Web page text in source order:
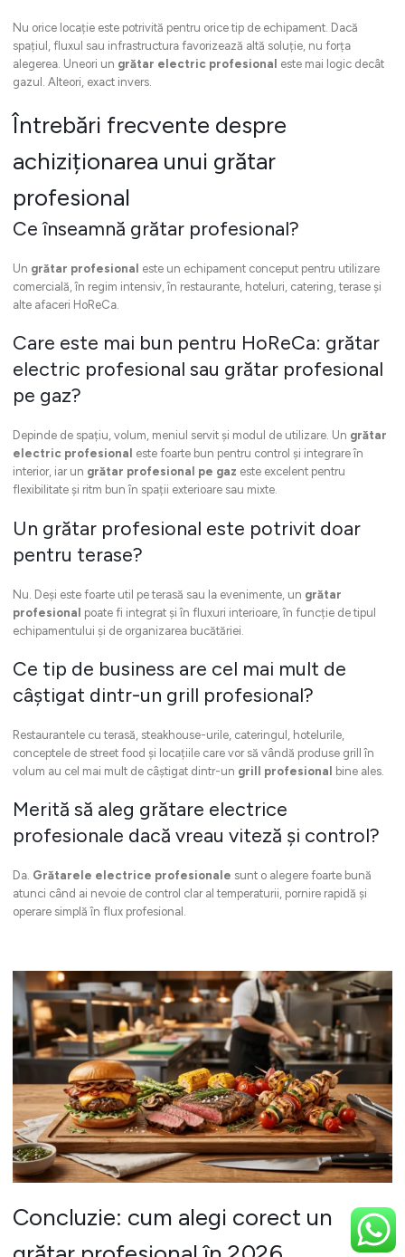
Nu orice locație este potrivită pentru orice tip de echipament. Dacă
spațiul, fluxul sau infrastructura favorizează altă soluție, nu forța
alegerea. Uneori un grătar electric profesional este mai logic decât
gazul. Alteori, exact invers.
Întrebări frecvente despre
achiziționarea unui grătar
profesional
Ce înseamnă grătar profesional?
Un grătar profesional este un echipament conceput pentru utilizare
comercială, în regim intensiv, în restaurante, hoteluri, catering, terase și
alte afaceri HoReCa.
Care este mai bun pentru HoReCa: grătar
electric profesional sau grătar profesional
pe gaz?
Depinde de spațiu, volum, meniul servit și modul de utilizare. Un grătar
electric profesional este foarte bun pentru control și integrare în
interior, iar un grătar profesional pe gaz este excelent pentru
flexibilitate și ritm bun în spații exterioare sau mixte.
Un grătar profesional este potrivit doar
pentru terase?
Nu. Deși este foarte util pe terasă sau la evenimente, un grătar
profesional poate fi integrat și în fluxuri interioare, în funcție de tipul
echipamentului și de organizarea bucătăriei.
Ce tip de business are cel mai mult de
câștigat dintr-un grill profesional?
Restaurantele cu terasă, steakhouse-urile, cateringul, hotelurile,
conceptele de street food și locațiile care vor să vândă produse grill în
volum au cel mai mult de câștigat dintr-un grill profesional bine ales.
Merită să aleg grătare electrice
profesionale dacă vreau viteză și control?
Da. Grătarele electrice profesionale sunt o alegere foarte bună
atunci când ai nevoie de control clar al temperaturii, pornire rapidă și
operare simplă în flux profesional.
Concluzie: cum alegi corect un